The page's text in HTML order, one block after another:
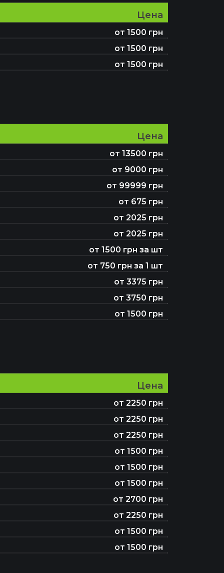
Цена
от 1500 грн
от 1500 грн
от 1500 грн
Цена
от 13500 грн
от 9000 грн
от 99999 грн
от 675 грн
от 2025 грн
от 2025 грн
от 1500 грн за шт
от 750 грн за 1 шт
от 3375 грн
от 3750 грн
от 1500 грн
Цена
от 2250 грн
от 2250 грн
от 2250 грн
от 1500 грн
от 1500 грн
от 1500 грн
от 2700 грн
от 2250 грн
от 1500 грн
от 1500 грн